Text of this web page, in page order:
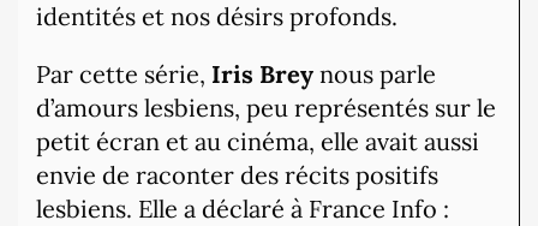
identités et nos désirs profonds.
Par cette série, Iris Brey nous parle
d’amours lesbiens, peu représentés sur le
petit écran et au cinéma, elle avait aussi
envie de raconter des récits positifs
lesbiens. Elle a déclaré à France Info :